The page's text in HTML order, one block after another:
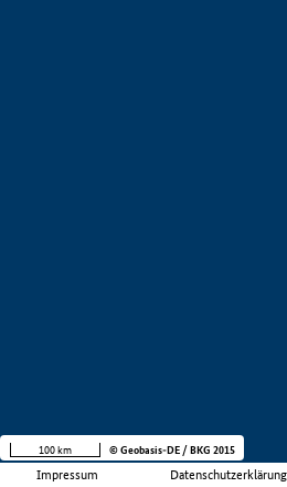
Impressum Datenschutzerklärung
100 km © Geobasis-DE / BKG 2015